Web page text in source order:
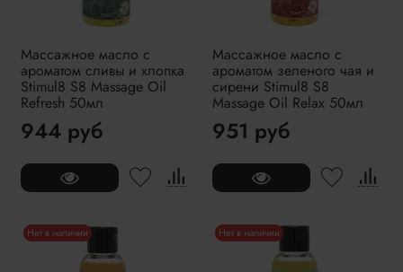
Массажное масло с
ароматом сливы и хлопка
Stimul8 S8 Massage Oil
Refresh 50мл
944 руб
Массажное масло с
ароматом зеленого чая и
сирени Stimul8 S8
Massage Oil Relax 50мл
951 руб
Нет в наличии Нет в наличии